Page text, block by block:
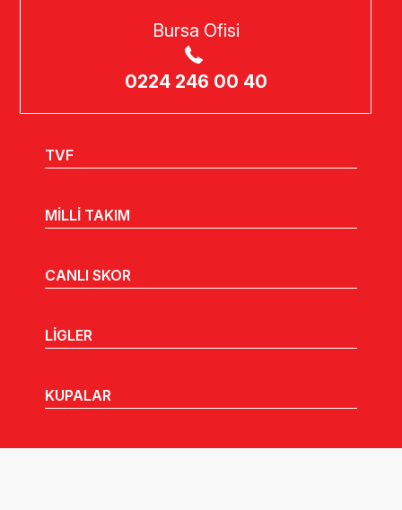
Bursa Ofisi
0224 246 00 40
TVF
MİLLİ TAKIM
CANLI SKOR
LİGLER
KUPALAR